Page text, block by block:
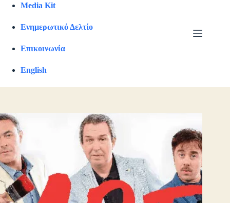
Media Kit
Ενημερωτικό Δελτίο
Επικοινωνία
English